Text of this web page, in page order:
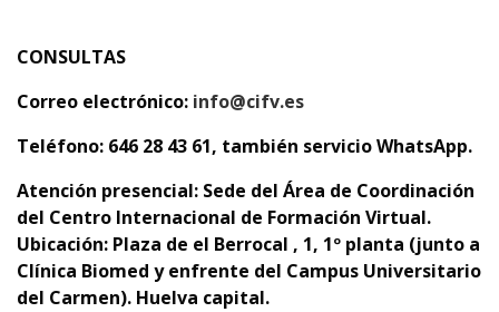
CONSULTAS
Correo electrónico: info@cifv.es
Teléfono: 646 28 43 61, también servicio WhatsApp.
Atención presencial: Sede del Área de Coordinación
del Centro Internacional de Formación Virtual.
Ubicación: Plaza de el Berrocal , 1, 1º planta (junto a
Clínica Biomed y enfrente del Campus Universitario
del Carmen). Huelva capital.